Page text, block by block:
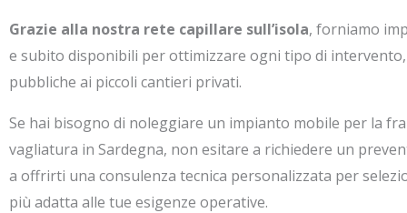
Grazie alla nostra rete capillare sull’isola, forniamo
e subito disponibili per ottimizzare ogni tipo di
pubbliche ai piccoli cantieri privati.
Se hai bisogno di noleggiare un impianto mobile per la
vagliatura in Sardegna, non esitare a richiedere un
a offrirti una consulenza tecnica personalizzata per
più adatta alle tue esigenze operative.